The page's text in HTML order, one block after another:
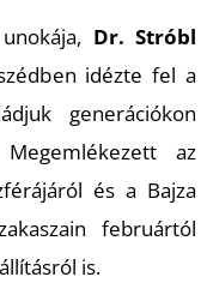
Dr. Stróbl
idézte fel a
generációkon
az
és a Bajza
februártól
is.